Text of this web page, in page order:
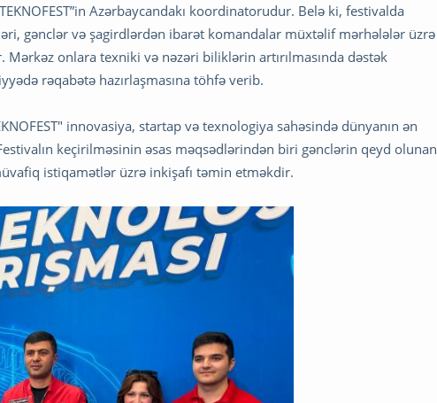
Azərbaycandakı koordinatorudur. Belə ki, festivalda
gənclər və şagirdlərdən ibarət komandalar müxtəlif mərhələlər üzrə
Mərkəz onlara texniki və nəzəri biliklərin artırılmasında dəstək
rəqabətə hazırlaşmasına töhfə verib.
innovasiya, startap və texnologiya sahəsində dünyanın ən
keçirilməsinin əsas məqsədlərindən biri gənclərin qeyd olunan
istiqamətlər üzrə inkişafı təmin etməkdir.